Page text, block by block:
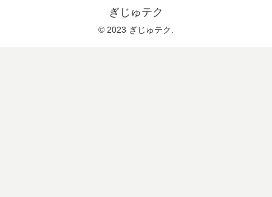
ぎじゅテク
© 2023 ぎじゅテク.